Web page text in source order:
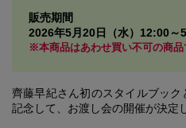
販売期間
2026年5月20日（水）12:00～
※本商品はあわせ買い不可の商品
齊藤早紀さん初のスタイルブッ
記念して、お渡し会の開催が決定